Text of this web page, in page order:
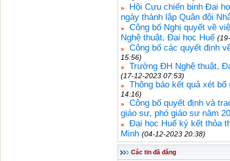
Hội Cựu chiến binh Đại
ngày thành lập Quân đội
Công bố Nghị quyết về
Nghệ thuật, Đại học Huế
Công bố các quyết định
15:56)
Trường ĐH Nghệ thuật,
(17-12-2023 07:53)
Thông báo kết quả xét
14:16)
Công bố quyết định và
giáo sư, phó giáo sư năm
Đại học Huế ký kết thỏa
Minh (04-12-2023 20:38)
Các tin đã đăng